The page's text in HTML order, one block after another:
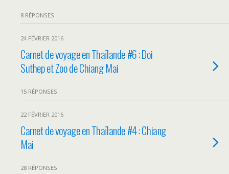
8 RÉPONSES
24 FÉVRIER 2016
Carnet de voyage en Thaïlande #6 : Doi
Suthep et Zoo de Chiang Mai
15 RÉPONSES
22 FÉVRIER 2016
Carnet de voyage en Thaïlande #4 : Chiang
Mai
28 RÉPONSES